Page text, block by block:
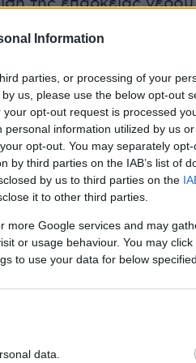
Information
parties, or processing of your
us, please use the below opt-out
opt-out request is processed
information utilized by us
opt-out. You may separately
by third parties on the IAB’s list of
by us to third parties on the
it to other third parties.
more Google services and may
or usage behaviour. You may
to use your data for below
data.
μηχανισμών και
των συνεπειών της